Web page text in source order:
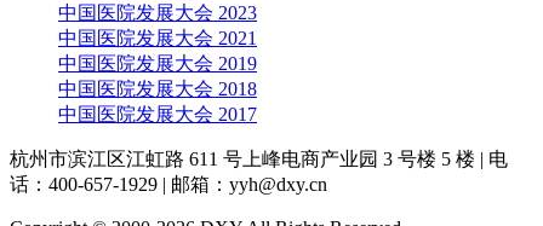
中国医院发展大会 2023
中国医院发展大会 2021
中国医院发展大会 2019
中国医院发展大会 2018
中国医院发展大会 2017
杭州市滨江区江虹路 611 号上峰电商产业园 3 号楼 5 楼 | 电
话：400-657-1929 | 邮箱：yyh@dxy.cn